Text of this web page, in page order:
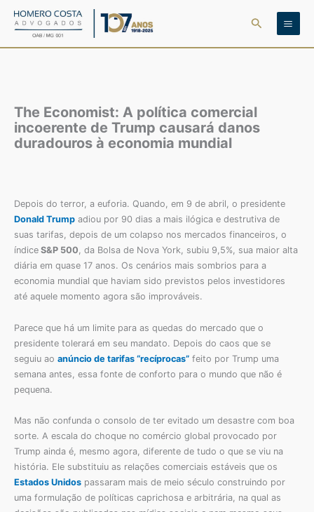
para
Pesquisar
The Economist: A política comercial
incoerente de Trump causará danos
duradouros à economia mundial
Depois do terror, a euforia. Quando, em 9 de abril, o presidente
Donald Trump adiou por 90 dias a mais ilógica e destrutiva de
suas tarifas, depois de um colapso nos mercados financeiros, o
índice S&P 500, da Bolsa de Nova York, subiu 9,5%, sua maior alta
diária em quase 17 anos. Os cenários mais sombrios para a
economia mundial que haviam sido previstos pelos investidores
até aquele momento agora são improváveis.
Parece que há um limite para as quedas do mercado que o
presidente tolerará em seu mandato. Depois do caos que se
seguiu ao anúncio de tarifas “recíprocas” feito por Trump uma
semana antes, essa fonte de conforto para o mundo que não é
pequena.
Mas não confunda o consolo de ter evitado um desastre com boa
sorte. A escala do choque no comércio global provocado por
Trump ainda é, mesmo agora, diferente de tudo o que se viu na
história. Ele substituiu as relações comerciais estáveis que os
Estados Unidos passaram mais de meio século construindo por
uma formulação de políticas caprichosa e arbitrária, na qual as